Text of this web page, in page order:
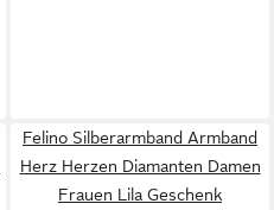
Felino Silberarmband Armband
Herz Herzen Diamanten Damen
Frauen Lila Geschenk